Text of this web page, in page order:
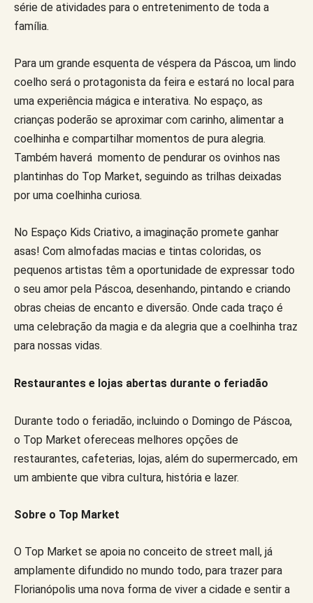
série de atividades para o entretenimento de toda a
família.
Para um grande esquenta de véspera da Páscoa, um lindo
coelho será o protagonista da feira e estará no local para
uma experiência mágica e interativa. No espaço, as
crianças poderão se aproximar com carinho, alimentar a
coelhinha e compartilhar momentos de pura alegria.
Também haverá momento de pendurar os ovinhos nas
plantinhas do Top Market, seguindo as trilhas deixadas
por uma coelhinha curiosa.
No Espaço Kids Criativo, a imaginação promete ganhar
asas! Com almofadas macias e tintas coloridas, os
pequenos artistas têm a oportunidade de expressar todo
o seu amor pela Páscoa, desenhando, pintando e criando
obras cheias de encanto e diversão. Onde cada traço é
uma celebração da magia e da alegria que a coelhinha traz
para nossas vidas.
Restaurantes e lojas abertas durante o feriadão
Durante todo o feriadão, incluindo o Domingo de Páscoa,
o Top Market ofereceas melhores opções de
restaurantes, cafeterias, lojas, além do supermercado, em
um ambiente que vibra cultura, história e lazer.
Sobre o Top Market
O Top Market se apoia no conceito de street mall, já
amplamente difundido no mundo todo, para trazer para
Florianópolis uma nova forma de viver a cidade e sentir a